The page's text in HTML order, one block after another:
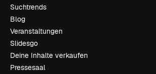
Suchtrends
Blog
Veranstaltungen
Slidesgo
Deine Inhalte verkaufen
Pressesaal